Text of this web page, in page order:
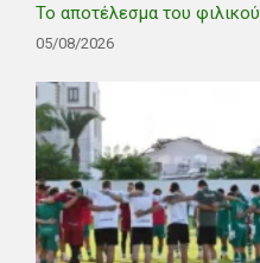
Το αποτέλεσμα του φιλικού
05/08/2026